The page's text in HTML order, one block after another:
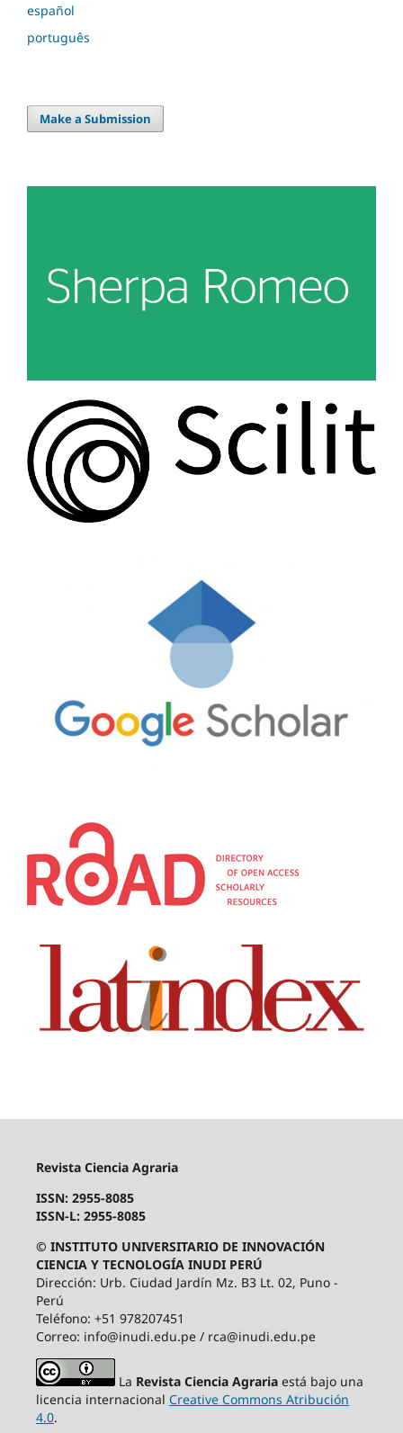
español
português
Make a Submission
Revista Ciencia Agraria
ISSN: 2955-8085
ISSN-L: 2955-8085
© INSTITUTO UNIVERSITARIO DE INNOVACIÓN
CIENCIA Y TECNOLOGÍA INUDI PERÚ
Dirección: Urb. Ciudad Jardín Mz. B3 Lt. 02, Puno -
Perú
Teléfono: +51 978207451
Correo: info@inudi.edu.pe / rca@inudi.edu.pe
La Revista Ciencia Agraria está bajo una
licencia internacional Creative Commons Atribución
4.0.